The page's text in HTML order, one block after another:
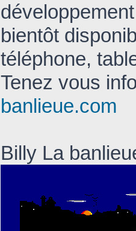
bientôt
téléphone,
Tenez vous
banlieue.com
Billy La